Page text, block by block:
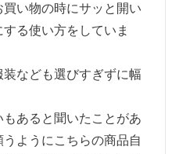
い物の時にサッと開い
る使い方をしていま
なども選びすぎずに幅
あると聞いたことがあ
ようにこちらの商品自